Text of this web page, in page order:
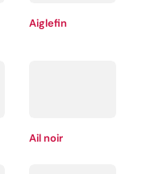
Aiglefin
Ail noir